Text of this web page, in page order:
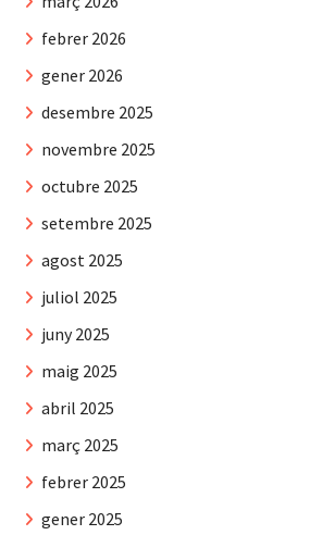
febrer 2026
gener 2026
desembre 2025
novembre 2025
octubre 2025
setembre 2025
agost 2025
juliol 2025
juny 2025
maig 2025
abril 2025
març 2025
febrer 2025
gener 2025